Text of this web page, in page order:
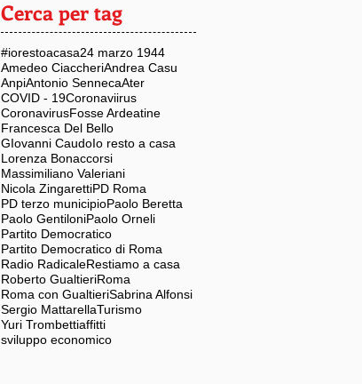
Cerca per tag
#iorestoacasa24 marzo 1944
Amedeo CiaccheriAndrea Casu
AnpiAntonio SennecaAter
COVID - 19Coronaviirus
CoronavirusFosse Ardeatine
Francesca Del Bello
GIovanni CaudoIo resto a casa
Lorenza Bonaccorsi
Massimiliano Valeriani
Nicola ZingarettiPD Roma
PD terzo municipioPaolo Beretta
Paolo GentiloniPaolo Orneli
Partito Democratico
Partito Democratico di Roma
Radio RadicaleRestiamo a casa
Roberto GualtieriRoma
Roma con GualtieriSabrina Alfonsi
Sergio MattarellaTurismo
Yuri Trombettiaffitti
sviluppo economico